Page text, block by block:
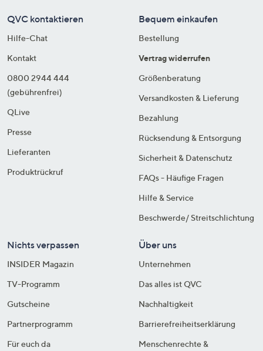
QVC kontaktieren
Hilfe-Chat
Kontakt
0800 2944 444
(gebührenfrei)
QLive
Presse
Lieferanten
Produktrückruf
Bequem einkaufen
Bestellung
Vertrag widerrufen
Größenberatung
Versandkosten & Lieferung
Bezahlung
Rücksendung & Entsorgung
Sicherheit & Datenschutz
FAQs - Häufige Fragen
Hilfe & Service
Beschwerde/ Streitschlichtung
Nichts verpassen
INSIDER Magazin
TV-Programm
Gutscheine
Partnerprogramm
Für euch da
Über uns
Unternehmen
Das alles ist QVC
Nachhaltigkeit
Barrierefreiheitserklärung
Menschenrechte &